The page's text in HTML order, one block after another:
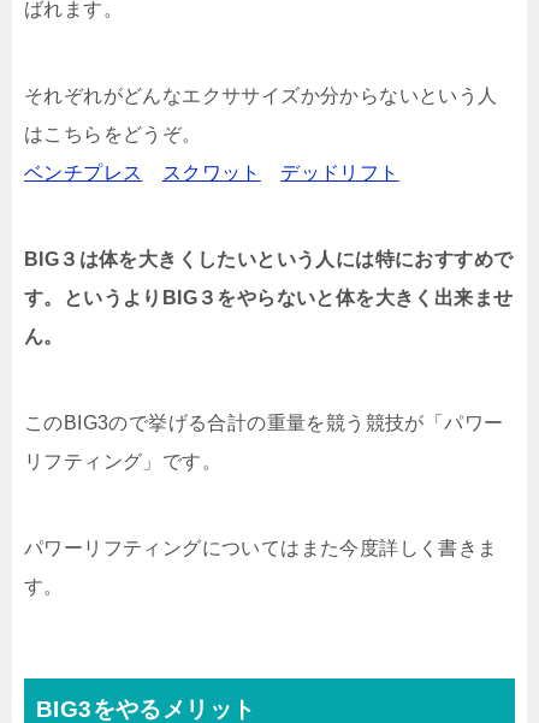
ばれます。
それぞれがどんなエクササイズか分からないという人
はこちらをどうぞ。
ベンチプレス
スクワット デッドリフト
BIG３は体を大きくしたいという人には特におすすめで
す。というよりBIG３をやらないと体を大きく出来ませ
ん。
このBIG3ので挙げる合計の重量を競う競技が「パワー
リフティング」です。
パワーリフティングについてはまた今度詳しく書きま
す。
BIG3をやるメリット